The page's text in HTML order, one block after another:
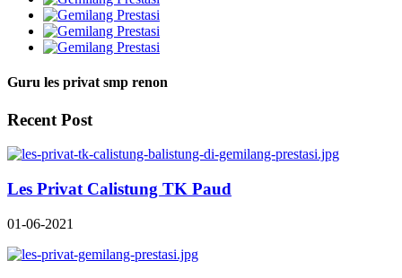
Guru les privat smp renon
Recent Post
Les Privat Calistung TK Paud
01-06-2021